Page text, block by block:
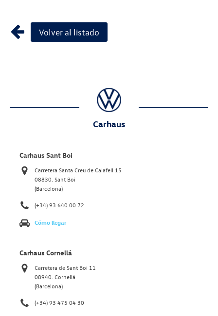
Volver al listado
Carhaus
Carhaus Sant Boi
Carretera Santa Creu de Calafell 15
08830. Sant Boi
(Barcelona)
(+34) 93 640 00 72
Cómo llegar
Carhaus Cornellá
Carretera de Sant Boi 11
08940. Cornellá
(Barcelona)
(+34) 93 475 04 30